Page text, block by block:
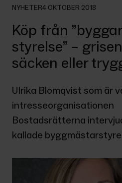
NYHETER4 OKTOBER 2018
Köp från
styrelse” –
säcken eller
Ulrika Blomqvist som är
intresseorganisationen
Bostadsrätterna
kallade